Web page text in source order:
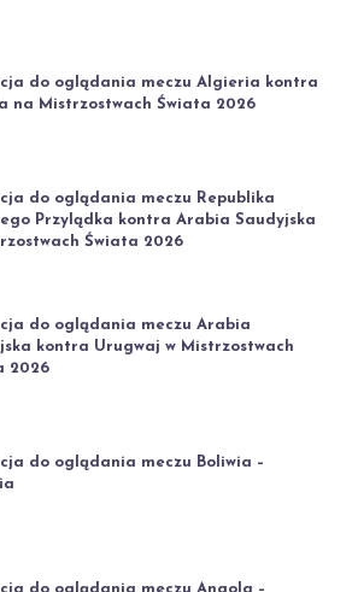
do oglądania meczu Algieria kontra
na Mistrzostwach Świata 2026
do oglądania meczu Republika
Przylądka kontra Arabia Saudyjska
Świata 2026
do oglądania meczu Arabia
kontra Urugwaj w Mistrzostwach
2026
do oglądania meczu Boliwia –